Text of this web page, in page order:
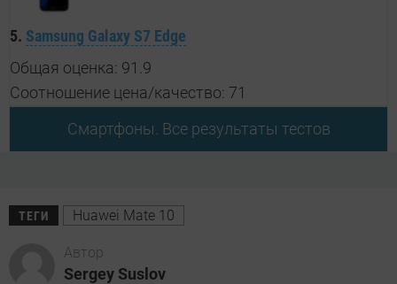
5. Samsung Galaxy S7 Edge
Общая оценка: 91.9
Соотношение цена/качество: 71
Смартфоны. Все результаты тестов
ТЕГИ Huawei Mate 10
Автор
Sergey Suslov